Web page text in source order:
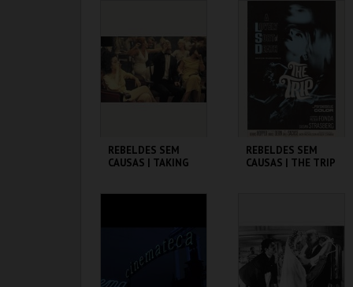
MAIS INFO
COMPRAR
CINEMATECA
MAIS INFO
COMPRAR
REBELDES SEM
CAUSAS | TAKING
MAIS INFO
REBELDES SEM
CAUSAS | THE TRIP
MAIS INFO
COMPRAR